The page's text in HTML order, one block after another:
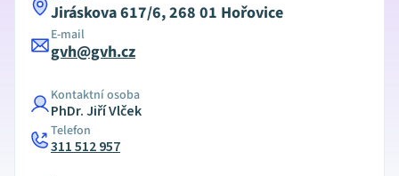
Jiráskova 617/6, 268 01 Hořovice
E-mail
gvh@gvh.cz
Kontaktní osoba
PhDr. Jiří Vlček
Telefon
311 512 957